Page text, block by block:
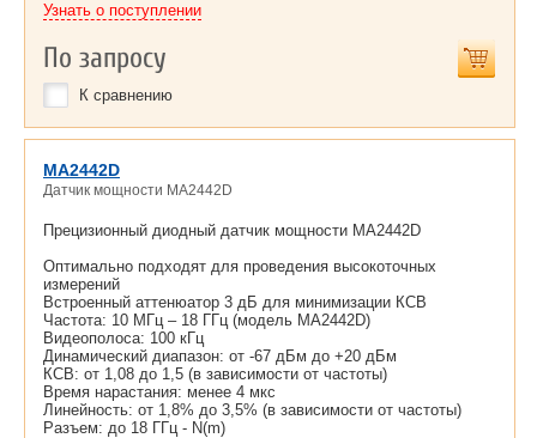
Узнать о поступлении
По запросу
К сравнению
MA2442D
Датчик мощности MA2442D
Прецизионный диодный датчик мощности MA2442D
Оптимально подходят для проведения высокоточных
измерений
Встроенный аттенюатор 3 дБ для минимизации КСВ
Частота: 10 МГц – 18 ГГц (модель MA2442D)
Видеополоса: 100 кГц
Динамический диапазон: от -67 дБм до +20 дБм
КСВ: от 1,08 до 1,5 (в зависимости от частоты)
Время нарастания: менее 4 мкс
Линейность: от 1,8% до 3,5% (в зависимости от частоты)
Разъем: до 18 ГГц - N(m)